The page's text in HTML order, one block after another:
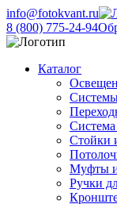
info@fotokvant.ru
8 (800) 775-24-94
Каталог
Стойки
Муфты и
Ручки